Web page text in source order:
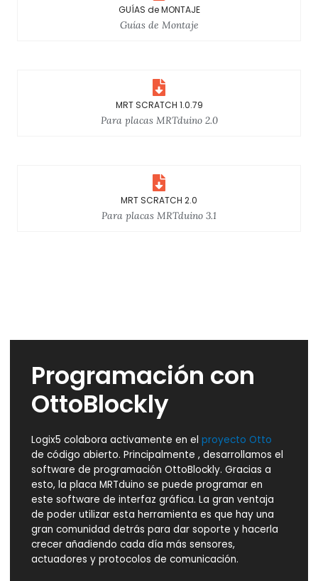
GUÍAS de MONTAJE
Guías de Montaje
MRT SCRATCH 1.0.79
Para placas MRTduino 2.0
MRT SCRATCH 2.0
Para placas MRTduino 3.1
Programación con
OttoBlockly
Logix5 colabora activamente en el proyecto Otto
de código abierto. Principalmente , desarrollamos el
software de programación OttoBlockly. Gracias a
esto, la placa MRTduino se puede programar en
este software de interfaz gráfica. La gran ventaja
de poder utilizar esta herramienta es que hay una
gran comunidad detrás para dar soporte y hacerla
crecer añadiendo cada día más sensores,
actuadores y protocolos de comunicación.